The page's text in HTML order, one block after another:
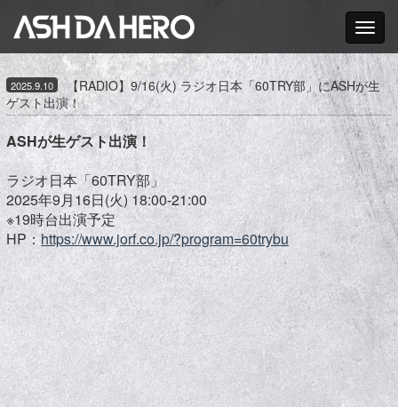
Toggle
2025.9.10
【RADIO】9/16(火) ラジオ日本「60TRY部」にASHが生
ゲスト出演！
ASHが生ゲスト出演！
ラジオ日本「60TRY部」
2025年9月16日(火) 18:00-21:00
※19時台出演予定
HP：https://www.jorf.co.jp/?program=60trybu